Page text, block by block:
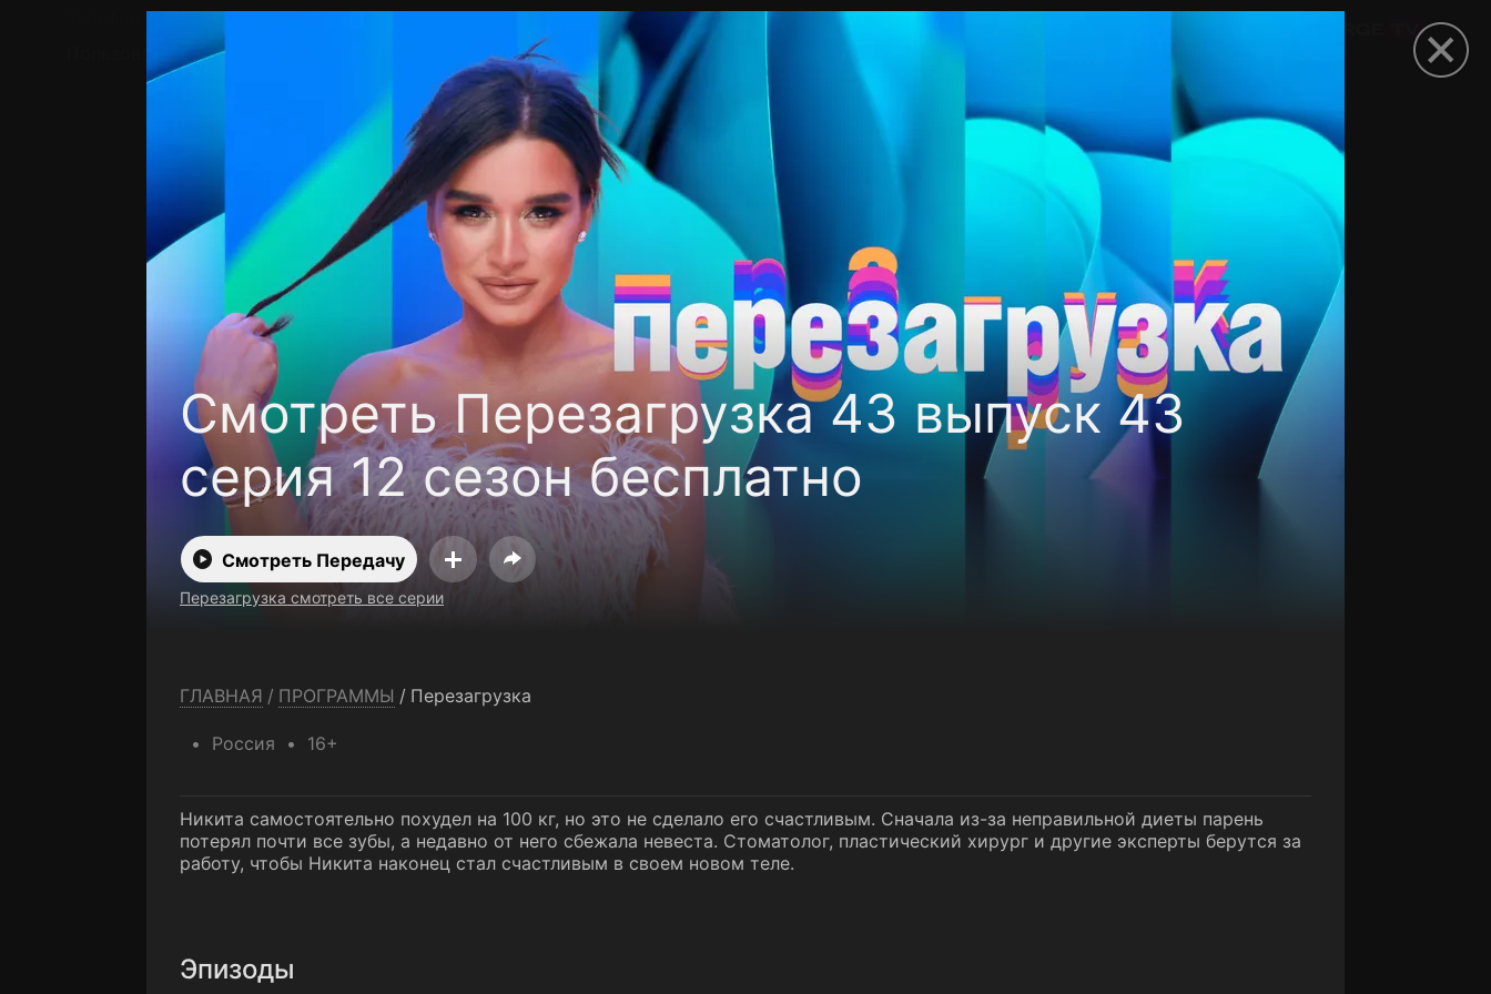
Смотреть Перезагрузка 43 выпуск 43
серия 12 сезон бесплатно
Смотреть Передачу
Перезагрузка смотреть все серии
ГЛАВНАЯ / ПРОГРАММЫ / Перезагрузка
Россия 16+
Никита самостоятельно похудел на 100 кг, но это не сделало его счастливым. Сначала из-за неправильной диеты парень
потерял почти все зубы, а недавно от него сбежала невеста. Стоматолог, пластический хирург и другие эксперты берутся за
работу, чтобы Никита наконец стал счастливым в своем новом теле.
Эпизоды
Телефон поддержки:+7 (727) 323 10 92
Пользовательское соглашение
Политика конфиденциальности Открыть приложение